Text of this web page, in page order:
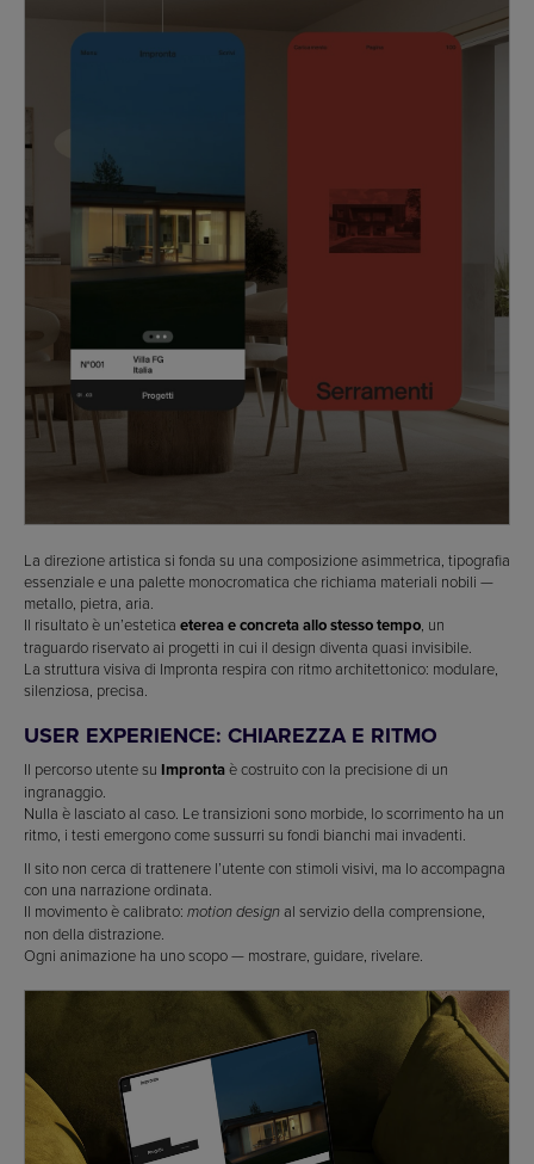
La direzione artistica si fonda su una composizione asimmetrica, tipografia
essenziale e una palette monocromatica che richiama materiali nobili —
metallo, pietra, aria.
Il risultato è un’estetica eterea e concreta allo stesso tempo, un
traguardo riservato ai progetti in cui il design diventa quasi invisibile.
La struttura visiva di Impronta respira con ritmo architettonico: modulare,
silenziosa, precisa.
USER EXPERIENCE: CHIAREZZA E RITMO
Il percorso utente su Improntaè costruito con la precisione di un
ingranaggio.
Nulla è lasciato al caso. Le transizioni sono morbide, lo scorrimento ha un
ritmo, i testi emergono come sussurri su fondi bianchi mai invadenti.
Il sito non cerca di trattenere l’utente con stimoli visivi, ma lo accompagna
con una narrazione ordinata.
Il movimento è calibrato: motion designal servizio della comprensione,
non della distrazione.
Ogni animazione ha uno scopo — mostrare, guidare, rivelare.